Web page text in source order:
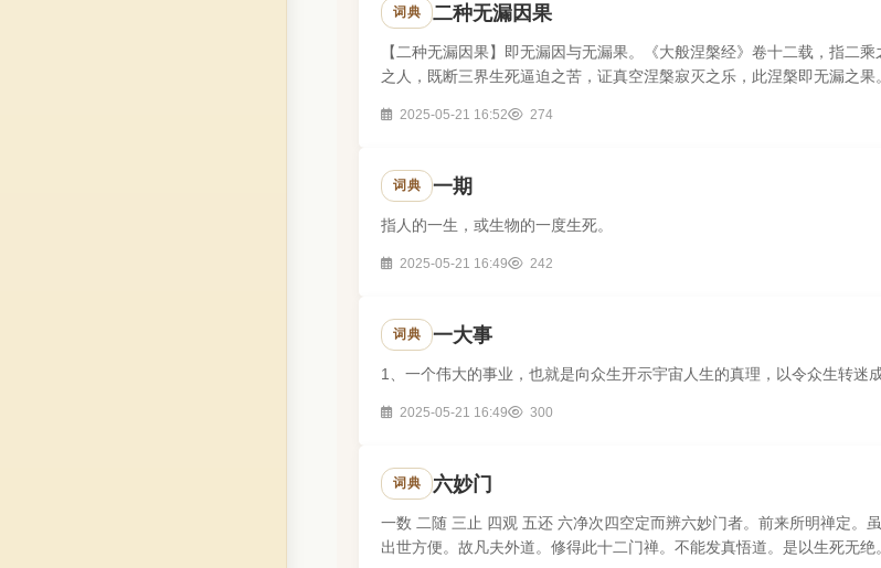
词典 二种无漏因果
【二种无漏因果】即无漏因与无漏果。《大般涅槃经》卷十二载，指二
之人，既断三界生死逼迫之苦，证真空涅槃寂灭之乐，此涅槃即无漏之
2025-05-21 16:52 274
词典 一期
指人的一生，或生物的一度生死。
2025-05-21 16:49 242
词典 一大事
1、一个伟大的事业，也就是向众生开示宇宙人生的真理，以令众生转迷
2025-05-21 16:49 300
词典 六妙门
一数 二随 三止 四观 五还 六净次四空定而辨六妙门者。前来所明禅定。
出世方便。故凡夫外道。修得此十二门禅。不能发真悟道。是以生死无